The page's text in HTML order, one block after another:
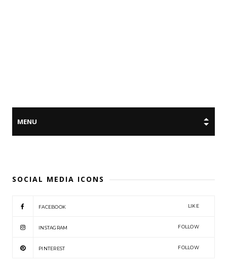
SOCIAL MEDIA ICONS
FACEBOOK LIKE
INSTAGRAM FOLLOW
PINTEREST FOLLOW